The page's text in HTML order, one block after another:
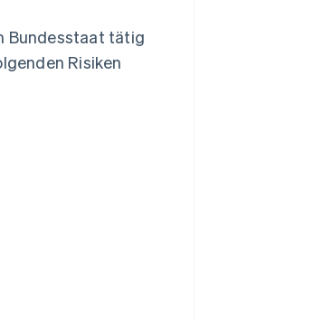
Bundesstaat tätig
Risiken